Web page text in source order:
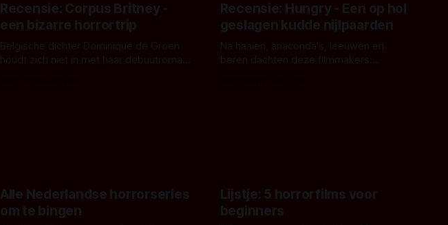
Recensie: Corpus Britney -
een bizarre horrortrip
Belgische dichter Dominique de Groen
houdt zich niet in met haar debuutroman.
Recensie: Hungry - Een op hol
geslagen kudde nijlpaarden
Na haaien, anaconda's, leeuwen en
beren dachten deze filmmakers:
Alle Nederlandse horrorseries
om te bingen
Lijstje: 5 horrorfilms voor
beginners